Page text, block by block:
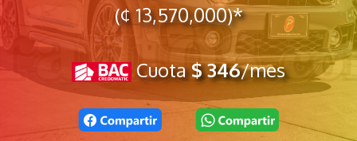
(¢ 13,570,000)*
Cuota$ 346/mes